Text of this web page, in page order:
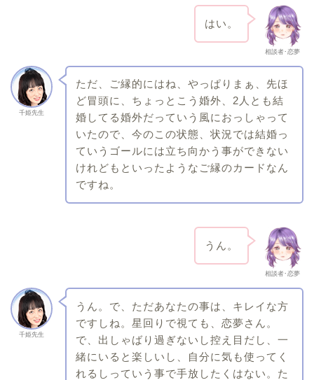
相談者･恋夢
はい。
千姫先生
ただ、ご縁的にはね、やっぱりまぁ、先ほ
ど冒頭に、ちょっとこう婚外、2人とも結
婚してる婚外だっていう風におっしゃって
いたので、今のこの状態、状況では結婚っ
ていうゴールには立ち向かう事ができない
けれどもといったようなご縁のカードなん
ですね。
相談者･恋夢
うん。
千姫先生
うん。で、ただあなたの事は、キレイな方
ですしね。星回りで視ても、恋夢さん。
で、出しゃばり過ぎないし控え目だし、一
緒にいると楽しいし、自分に気も使ってく
れるしっていう事で手放したくはない。た